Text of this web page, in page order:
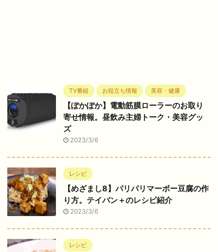
TV番組 お役立ち情報 美容・健康
【ぽかぽか】電動筋膜ローラーのお取り
寄せ情報。昼飲み主婦トーク・美容グッ
ズ
2023/3/6
レシピ
【めざまし8】パリパリマーボー豆腐の作
り方。テイバン＋のレシピ紹介
2023/3/6
レシピ